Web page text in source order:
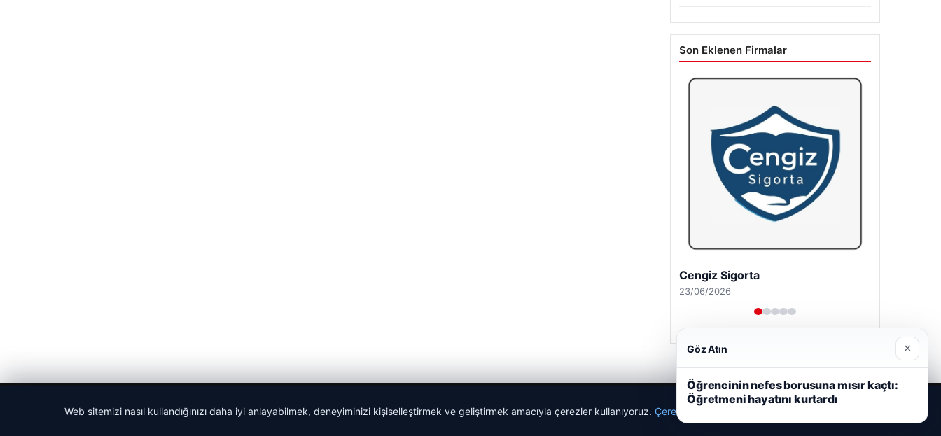
Son Eklenen Firmalar
Cengiz Sigorta
23/06/2026
Web sitemizi nasıl kullandığınızı daha iyi anlayabilmek, deneyiminizi kişiselleştirmek ve geliştirmek amacıyla çerezler kullanıyoruz. Çerez Politikamız
Göz Atın ×
Öğrencinin nefes borusuna mısır kaçtı:
Öğretmeni hayatını kurtardı